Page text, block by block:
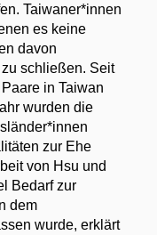
Taiwaner*innen
es keine
davon
schließen. Seit
in Taiwan
wurden die
zur Ehe
von Hsu und
Bedarf zur
dem
wurde, erklärt